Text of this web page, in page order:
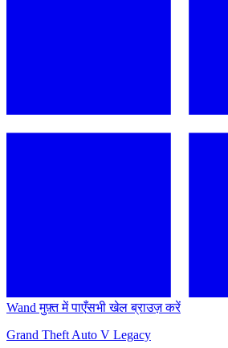
Wand मुफ़्त में पाएँसभी खेल ब्राउज़ करें
Grand Theft Auto V Legacy